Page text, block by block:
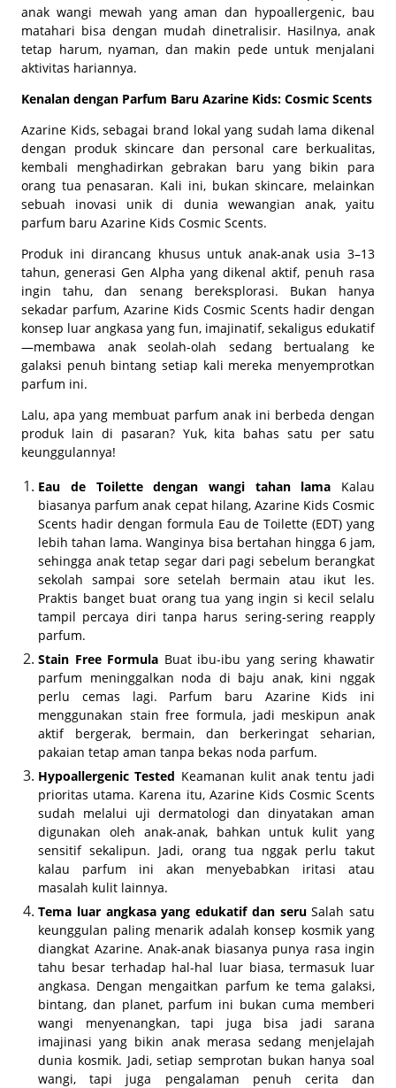
anak wangi mewah yang aman dan hypoallergenic, bau
matahari bisa dengan mudah dinetralisir. Hasilnya, anak
tetap harum, nyaman, dan makin pede untuk menjalani
aktivitas hariannya.
Kenalan dengan Parfum Baru Azarine Kids: Cosmic Scents
Azarine Kids, sebagai brand lokal yang sudah lama dikenal
dengan produk skincare dan personal care berkualitas,
kembali menghadirkan gebrakan baru yang bikin para
orang tua penasaran. Kali ini, bukan skincare, melainkan
sebuah inovasi unik di dunia wewangian anak, yaitu
parfum baru Azarine Kids Cosmic Scents.
Produk ini dirancang khusus untuk anak-anak usia 3–13
tahun, generasi Gen Alpha yang dikenal aktif, penuh rasa
ingin tahu, dan senang bereksplorasi. Bukan hanya
sekadar parfum, Azarine Kids Cosmic Scents hadir dengan
konsep luar angkasa yang fun, imajinatif, sekaligus edukatif
—membawa anak seolah-olah sedang bertualang ke
galaksi penuh bintang setiap kali mereka menyemprotkan
parfum ini.
Lalu, apa yang membuat parfum anak ini berbeda dengan
produk lain di pasaran? Yuk, kita bahas satu per satu
keunggulannya!
Eau de Toilette dengan wangi tahan lama Kalau
biasanya parfum anak cepat hilang, Azarine Kids Cosmic
Scents hadir dengan formula Eau de Toilette (EDT) yang
lebih tahan lama. Wanginya bisa bertahan hingga 6 jam,
sehingga anak tetap segar dari pagi sebelum berangkat
sekolah sampai sore setelah bermain atau ikut les.
Praktis banget buat orang tua yang ingin si kecil selalu
tampil percaya diri tanpa harus sering-sering reapply
parfum.
Stain Free Formula Buat ibu-ibu yang sering khawatir
parfum meninggalkan noda di baju anak, kini nggak
perlu cemas lagi. Parfum baru Azarine Kids ini
menggunakan stain free formula, jadi meskipun anak
aktif bergerak, bermain, dan berkeringat seharian,
pakaian tetap aman tanpa bekas noda parfum.
Hypoallergenic Tested Keamanan kulit anak tentu jadi
prioritas utama. Karena itu, Azarine Kids Cosmic Scents
sudah melalui uji dermatologi dan dinyatakan aman
digunakan oleh anak-anak, bahkan untuk kulit yang
sensitif sekalipun. Jadi, orang tua nggak perlu takut
kalau parfum ini akan menyebabkan iritasi atau
masalah kulit lainnya.
Tema luar angkasa yang edukatif dan seruSalah satu
keunggulan paling menarik adalah konsep kosmik yang
diangkat Azarine. Anak-anak biasanya punya rasa ingin
tahu besar terhadap hal-hal luar biasa, termasuk luar
angkasa. Dengan mengaitkan parfum ke tema galaksi,
bintang, dan planet, parfum ini bukan cuma memberi
wangi menyenangkan, tapi juga bisa jadi sarana
imajinasi yang bikin anak merasa sedang menjelajah
dunia kosmik. Jadi, setiap semprotan bukan hanya soal
wangi, tapi juga pengalaman penuh cerita dan